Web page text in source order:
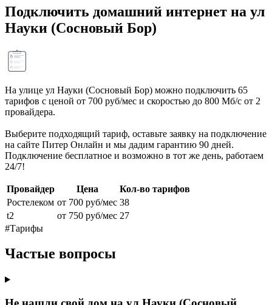
Подключить домашний интернет на ул
Науки (Сосновый Бор)
На улице ул Науки (Сосновый Бор) можно подключить 65
тарифов с ценой от 700 руб/мес и скоростью до 800 Мб/с от 2
провайдера.
Выберите подходящий тариф, оставьте заявку на подключение
на сайте Питер Онлайн и мы дадим гарантию 90 дней.
Подключение бесплатное и возможно в тот же день, работаем
24/7!
Провайдер Цена
Кол-во тарифов
Ростелеком от 700 руб/мес 38
t2
от 750 руб/мес 27
#Тарифы
Частые вопросы